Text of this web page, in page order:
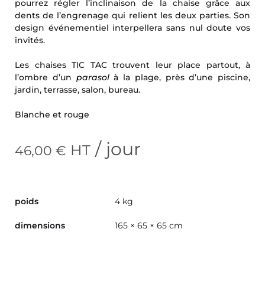
pourrez régler l’inclinaison de la chaise grâce aux
dents de l’engrenage qui relient les deux parties. Son
design événementiel interpellera sans nul doute vos
invités.
Les chaises TIC TAC trouvent leur place partout, à
l’ombre d’un parasolà la plage, près d’une piscine,
jardin, terrasse, salon, bureau.
Blanche et rouge
46,00 € HT / jour
poids 4 kg
dimensions 165 × 65 × 65 cm